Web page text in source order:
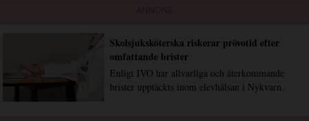
Skolsjuksköterska riskerar prövotid efter
omfattande brister
Enligt IVO har allvarliga och återkommande
brister upptäckts inom elevhälsan i Nykvarn.